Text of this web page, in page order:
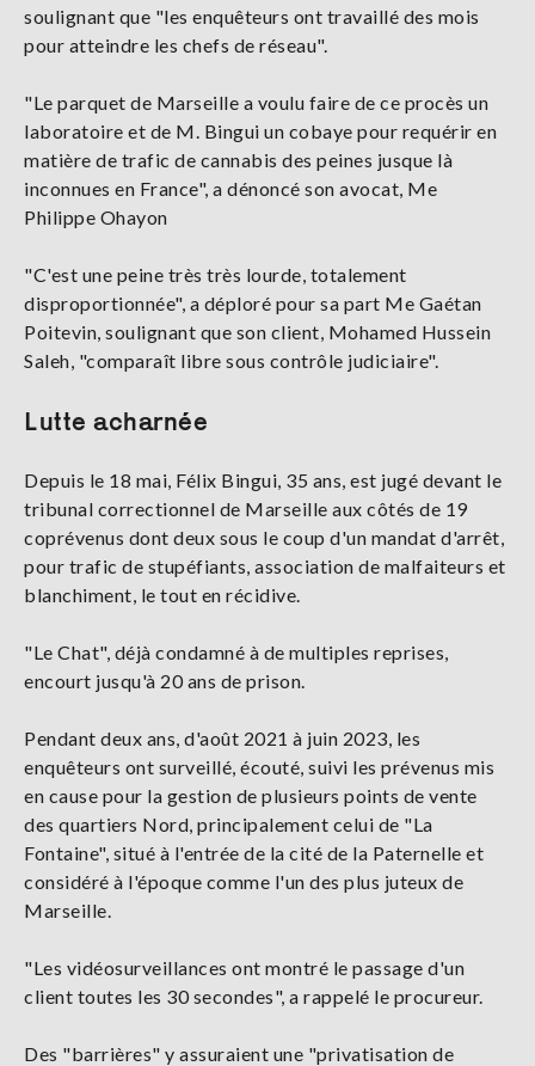
soulignant que "les enquêteurs ont travaillé des mois
pour atteindre les chefs de réseau".
"Le parquet de Marseille a voulu faire de ce procès un
laboratoire et de M. Bingui un cobaye pour requérir en
matière de trafic de cannabis des peines jusque là
inconnues en France", a dénoncé son avocat, Me
Philippe Ohayon
"C'est une peine très très lourde, totalement
disproportionnée", a déploré pour sa part Me Gaétan
Poitevin, soulignant que son client, Mohamed Hussein
Saleh, "comparaît libre sous contrôle judiciaire".
Lutte acharnée
Depuis le 18 mai, Félix Bingui, 35 ans, est jugé devant le
tribunal correctionnel de Marseille aux côtés de 19
coprévenus dont deux sous le coup d'un mandat d'arrêt,
pour trafic de stupéfiants, association de malfaiteurs et
blanchiment, le tout en récidive.
"Le Chat", déjà condamné à de multiples reprises,
encourt jusqu'à 20 ans de prison.
Pendant deux ans, d'août 2021 à juin 2023, les
enquêteurs ont surveillé, écouté, suivi les prévenus mis
en cause pour la gestion de plusieurs points de vente
des quartiers Nord, principalement celui de "La
Fontaine", situé à l'entrée de la cité de la Paternelle et
considéré à l'époque comme l'un des plus juteux de
Marseille.
"Les vidéosurveillances ont montré le passage d'un
client toutes les 30 secondes", a rappelé le procureur.
Des "barrières" y assuraient une "privatisation de